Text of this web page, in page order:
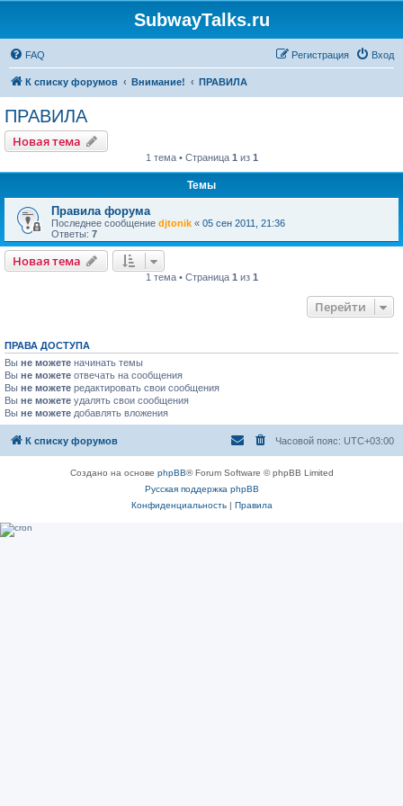
SubwayTalks.ru
FAQ Вход
Регистрация
К списку форумов Внимание! ПРАВИЛА
ПРАВИЛА
Новая тема
1 тема • Страница 1 из 1
Темы
Правила форума
Последнее сообщение djtonik « 05 сен 2011, 21:36
Ответы: 7
Новая тема
1 тема • Страница 1 из 1
Перейти
ПРАВА ДОСТУПА
Вы не можете начинать темы
Вы не можете отвечать на сообщения
Вы не можете редактировать свои сообщения
Вы не можете удалять свои сообщения
Вы не можете добавлять вложения
К списку форумов Часовой пояс: UTC+03:00
Создано на основе phpBB® Forum Software © phpBB Limited
Русская поддержка phpBB
Конфиденциальность| Правила